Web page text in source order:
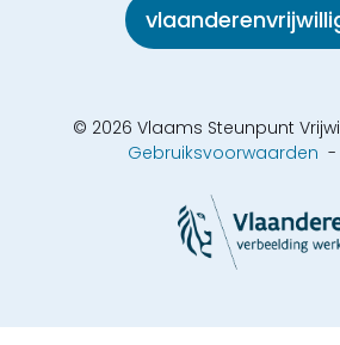
© 2026 Vlaams Steunpunt
Gebruiksvoorwaarden -